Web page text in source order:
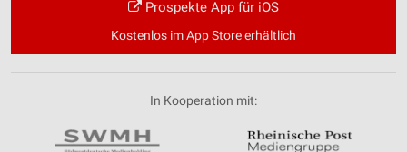
Prospekte App für iOS
Kostenlos im App Store erhältlich
In Kooperation mit: